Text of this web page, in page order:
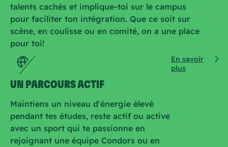
talents cachés et implique-toi sur le campus
pour faciliter ton intégration. Que ce soit sur
scène, en coulisse ou en comité, on a une place
pour toi!
UN PARCOURS ACTIF
Maintiens un niveau d'énergie élevé
pendant tes études, reste actif ou active
avec un sport qui te passionne en
rejoignant une équipe Condors ou en
En savoir
plus